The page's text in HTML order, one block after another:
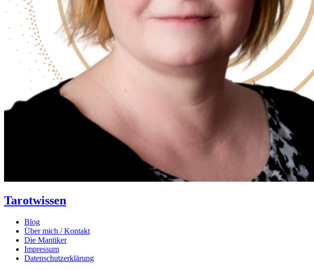
Tarotwissen
Blog
Über mich / Kontakt
Die Mantiker
Impressum
Datenschutzerklärung